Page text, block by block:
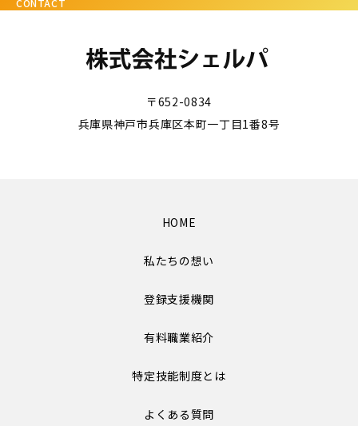
〒652-0834
兵庫県神戸市兵庫区本町一丁目1番8号
HOME
私たちの想い
登録支援機関
有料職業紹介
特定技能制度とは
よくある質問